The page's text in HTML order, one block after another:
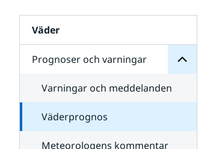
Väder
Prognoser och varningar
för
Varningar och meddelanden
Väderprognos
Meteorologens kommentar